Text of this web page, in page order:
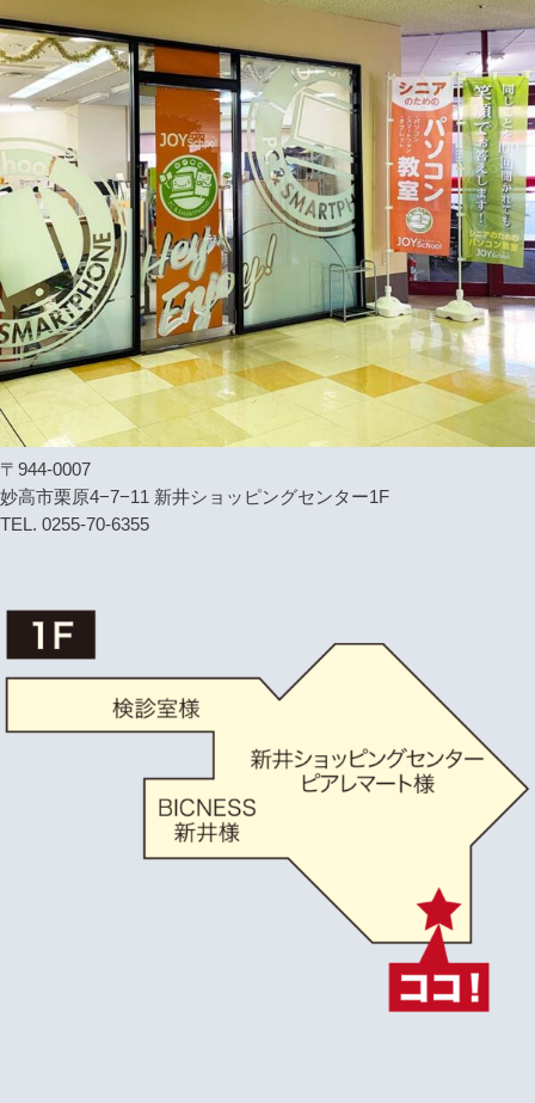
〒944-0007
妙高市栗原4−7−11 新井ショッピングセンター1F
TEL. 0255-70-6355